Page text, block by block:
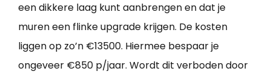
een dikkere laag kunt aanbrengen en dat je
muren een flinke upgrade krijgen. De kosten
liggen op zo’n €13500. Hiermee bespaar je
ongeveer €850 p/jaar. Wordt dit verboden door